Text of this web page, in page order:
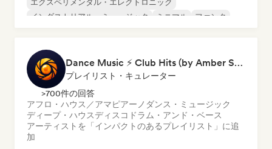
エクスペリメンタル・エレクトロニック
インダストリアル・ミュージック
ミニマル
ファンク
Dance Music ⚡ Club Hits (by Amber Sounds)
プレイリスト・キュレーター
>700件の回答
アフロ・ハウス／アマピアーノ ダンス・ミュージック
ディープ・ハウスディスコ ドラム・アンド・ベース
アーティストを「インパクトのあるプレイリスト」に追
加